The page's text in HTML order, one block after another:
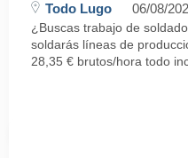
Todo Lugo 06/08/
¿Buscas trabajo de
soldarás líneas de
28,35 € brutos/hora todo